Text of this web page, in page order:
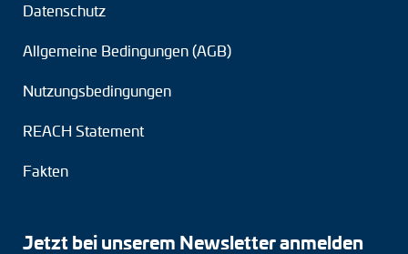
Datenschutz
Allgemeine Bedingungen (AGB)
Nutzungsbedingungen
REACH Statement
Fakten
Jetzt bei unserem Newsletter anmelden